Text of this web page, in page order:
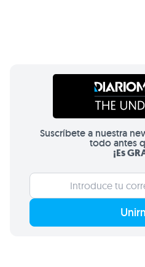
Suscríbete a nuestra
todo antes
¡Es